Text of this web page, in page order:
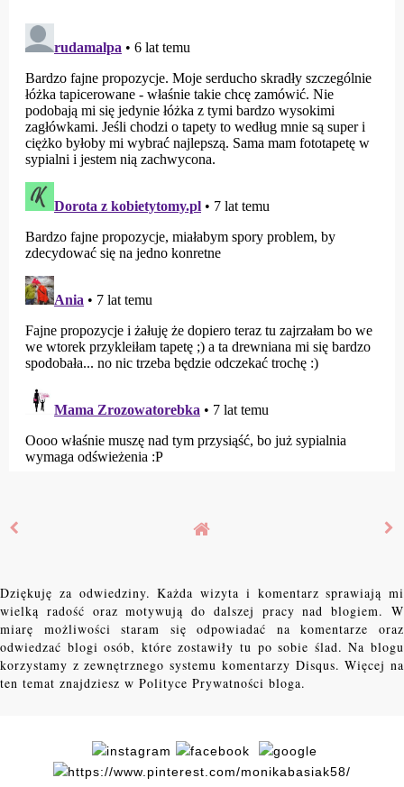
Dziękuję za odwiedziny. Każda wizyta i komentarz sprawiają mi
wielką radość oraz motywują do dalszej pracy nad blogiem. W
miarę możliwości staram się odpowiadać na komentarze oraz
odwiedzać blogi osób, które zostawiły tu po sobie ślad. Na blogu
korzystamy z zewnętrznego systemu komentarzy Disqus. Więcej na
ten temat znajdziesz w Polityce Prywatności bloga.